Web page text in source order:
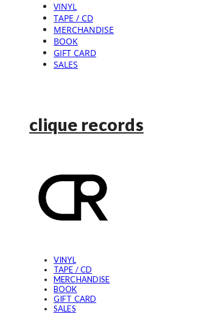
VINYL
TAPE / CD
MERCHANDISE
BOOK
GIFT CARD
SALES
clique records
VINYL
TAPE / CD
MERCHANDISE
BOOK
GIFT CARD
SALES